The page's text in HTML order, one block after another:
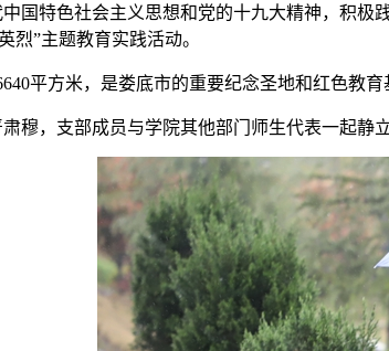
国特色社会主义思想和党的十九大精神，积
烈”主题教育实践活动。
平方米，是娄底市的重要纪念圣地和红色教育
穆，支部成员与学院其他部门师生代表一起静